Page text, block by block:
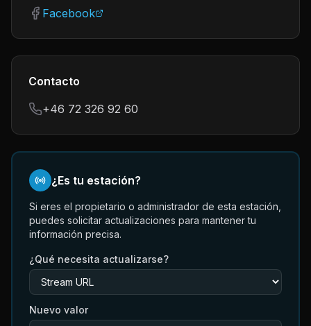
Facebook
Contacto
+46 72 326 92 60
¿Es tu estación?
Si eres el propietario o administrador de esta estación,
puedes solicitar actualizaciones para mantener tu
información precisa.
¿Qué necesita actualizarse?
Nuevo valor